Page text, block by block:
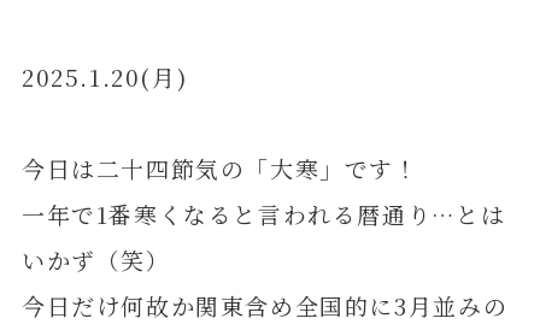
2025.1.20(月)
今日は二十四節気の「大寒」です！
一年で1番寒くなると言われる暦通り…とは
いかず（笑）
今日だけ何故か関東含め全国的に3月並みの